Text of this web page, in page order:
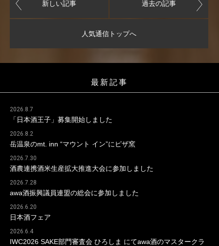
新しい記事
人気通信トップへ
過去の記事
最新記事
2026.8.7
「日本酒王子」募集開始しました
2026.8.2
岳温泉のmt. inn “マウント イン”にピザ窯
2026.7.30
酒農連携酒米生産拡大推進大会に参加しました
2026.7.28
awa酒振興議員連盟の総会に参加しました
2026.6.20
日本酒フェア
2026.6.4
IWC2026 SAKE部門審査会 ひろしま にてawa酒のマスタークラ